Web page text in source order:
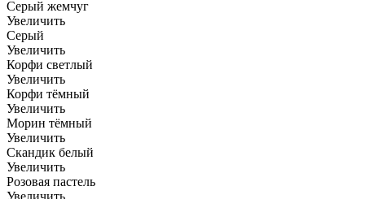
Серый жемчуг
Увеличить
Серый
Увеличить
Корфи светлый
Увеличить
Корфи тёмный
Увеличить
Морин тёмный
Увеличить
Скандик белый
Увеличить
Розовая пастель